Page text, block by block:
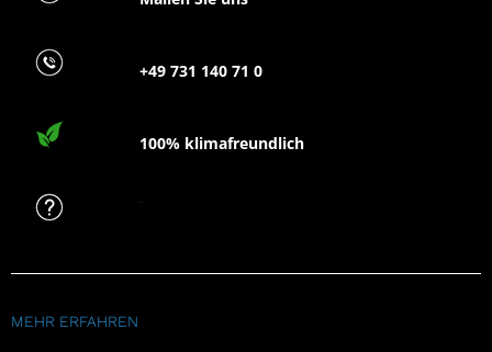
+49 731 140 71 0
100% klimafreundlich
MEHR ERFAHREN